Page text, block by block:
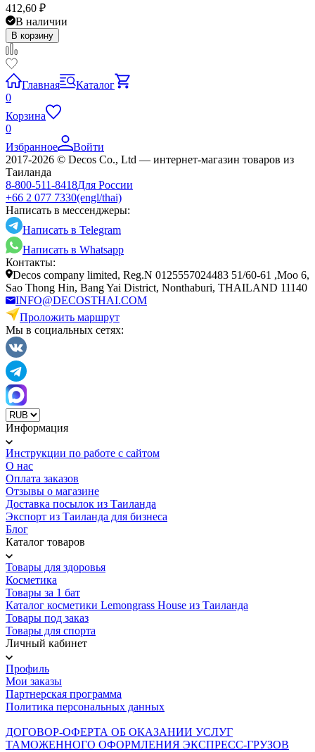
412,60 ₽
В наличии
В корзину
Главная
Каталог
0
Корзина
0
Избранное
Войти
2017-2026 © Decos Co., Ltd — интернет-магазин товаров из
Таиланда
8-800-511-8418Для России
+66 2 077 7330(engl/thai)
Написать в мессенджеры:
Написать в Telegram
Написать в Whatsapp
Контакты:
Decos company limited, Reg.N 0125557024483 51/60-61 ,Moo 6,
Sao Thong Hin, Bang Yai District, Nonthaburi, THAILAND 11140
INFO@DECOSTHAI.COM
Проложить маршрут
Мы в социальных сетях:
Информация
Инструкции по работе с сайтом
О нас
Оплата заказов
Отзывы о магазине
Доставка посылок из Таиланда
Экспорт из Таиланда для бизнеса
Блог
Каталог товаров
Товары для здоровья
Косметика
Товары за 1 бат
Каталог косметики Lemongrass House из Таиланда
Товары под заказ
Товары для спорта
Личный кабинет
Профиль
Мои заказы
Партнерская программа
Политика персональных данных
ДОГОВОР-ОФЕРТА ОБ ОКАЗАНИИ УСЛУГ
ТАМОЖЕННОГО ОФОРМЛЕНИЯ ЭКСПРЕСС-ГРУЗОВ